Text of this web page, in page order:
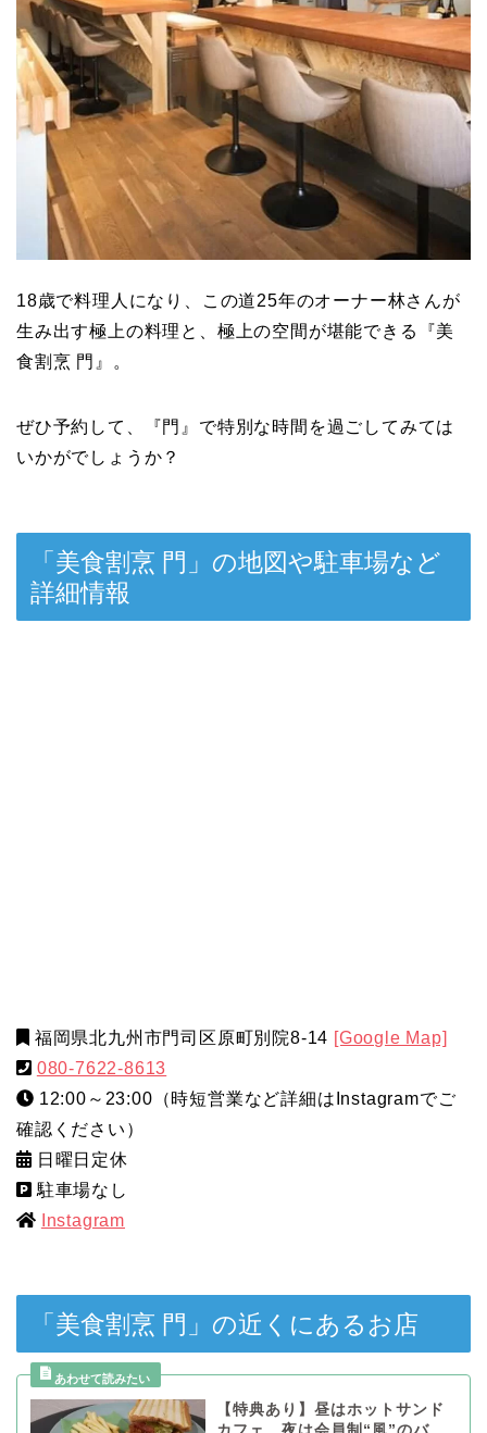
18歳で料理人になり、この道25年のオーナー林さんが
生み出す極上の料理と、極上の空間が堪能できる『美
食割烹 門』。
ぜひ予約して、『門』で特別な時間を過ごしてみては
いかがでしょうか？
「美食割烹 門」の地図や駐車場など
詳細情報
福岡県北九州市門司区原町別院8-14 [Google Map]
080-7622-8613
12:00～23:00（時短営業など詳細はInstagramでご
確認ください）
日曜日定休
駐車場なし
Instagram
「美食割烹 門」の近くにあるお店
【特典あり】昼はホットサンド